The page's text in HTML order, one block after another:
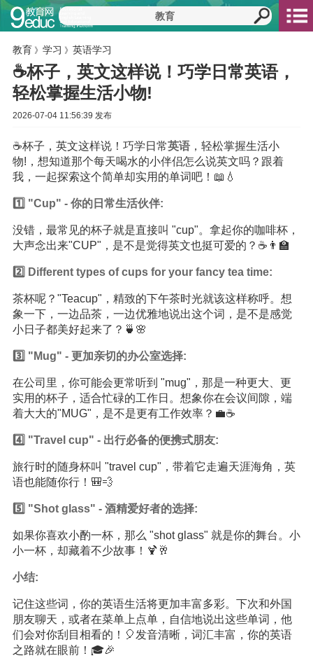
教育 》 学习 》 英语学习
☕️杯子，英文这样说！巧学日常英语，
轻松掌握生活小物!
2026-07-04 11:56:39 发布
☕️杯子，英文这样说！巧学日常英语，轻松掌握生活小
物!，想知道那个每天喝水的小伴侣怎么说英文吗？跟着
我，一起探索这个简单却实用的单词吧！📖💧
1️⃣ "Cup" - 你的日常生活伙伴:
没错，最常见的杯子就是直接叫 "cup"。拿起你的咖啡杯，
大声念出来"CUP"，是不是觉得英文也挺可爱的？☕️👨‍🏫
2️⃣ Different types of cups for your fancy tea time:
茶杯呢？"Teacup"，精致的下午茶时光就该这样称呼。想
象一下，一边品茶，一边优雅地说出这个词，是不是感觉
小日子都美好起来了？🍵🌸
3️⃣ "Mug" - 更加亲切的办公室选择:
在公司里，你可能会更常听到 "mug"，那是一种更大、更
实用的杯子，适合忙碌的工作日。想象你在会议间隙，端
着大大的"MUG"，是不是更有工作效率？💼☕
4️⃣ "Travel cup" - 出行必备的便携式朋友:
旅行时的随身杯叫 "travel cup"，带着它走遍天涯海角，英
语也能随你行！🎒💨
5️⃣ "Shot glass" - 酒精爱好者的选择:
如果你喜欢小酌一杯，那么 "shot glass" 就是你的舞台。小
小一杯，却藏着不少故事！🍹🥂
小结:
记住这些词，你的英语生活将更加丰富多彩。下次和外国
朋友聊天，或者在菜单上点单，自信地说出这些单词，他
们会对你刮目相看的！🎈发音清晰，词汇丰富，你的英语
之路就在眼前！🎓🎉